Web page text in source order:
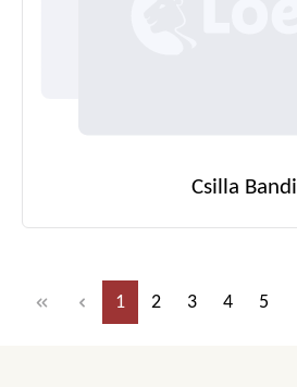
Csilla Bandi
Seite
1 Seite
2 Seite
3 Seite
4 Seite
5